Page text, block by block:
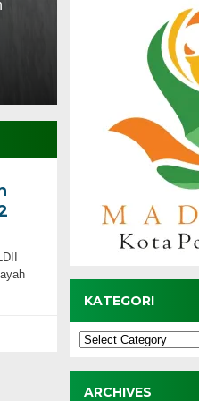
(MADIUN) –
Madiun
KATEGORI
Kategori
ARCHIVES